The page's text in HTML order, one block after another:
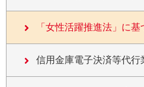
「女性活躍推進法」に
信用金庫電子決済等代行